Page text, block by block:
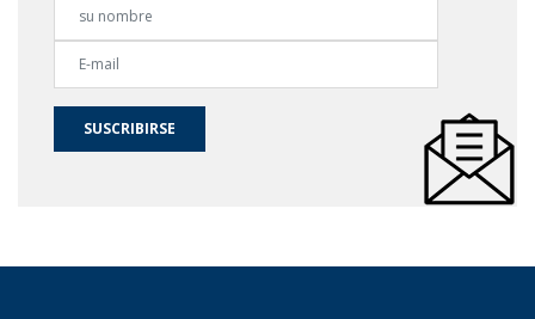
SUSCRIBIRSE